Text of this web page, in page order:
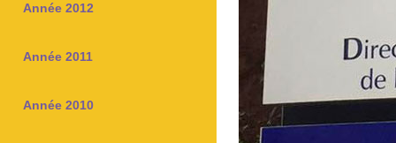
Année 2012
Année 2011
Année 2010